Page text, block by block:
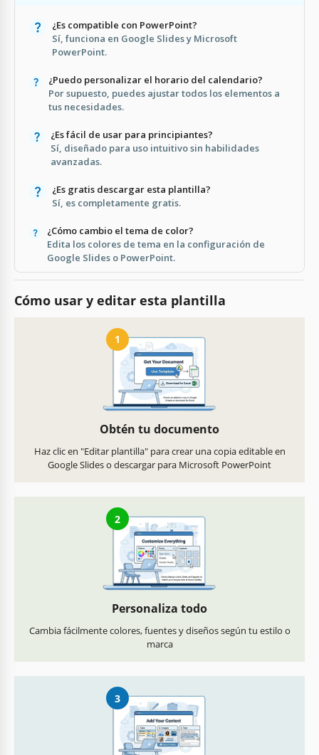
¿Es compatible con PowerPoint?
Sí, funciona en Google Slides y Microsoft
PowerPoint.
¿Puedo personalizar el horario del calendario?
Por supuesto, puedes ajustar todos los elementos a
tus necesidades.
¿Es fácil de usar para principiantes?
Sí, diseñado para uso intuitivo sin habilidades
avanzadas.
¿Es gratis descargar esta plantilla?
Sí, es completamente gratis.
¿Cómo cambio el tema de color?
Edita los colores de tema en la configuración de
Google Slides o PowerPoint.
Cómo usar y editar esta plantilla
1
Obtén tu documento
Haz clic en "Editar plantilla" para crear una copia editable en
Google Slides o descargar para Microsoft PowerPoint
2
Personaliza todo
Cambia fácilmente colores, fuentes y diseños según tu estilo o
marca
3